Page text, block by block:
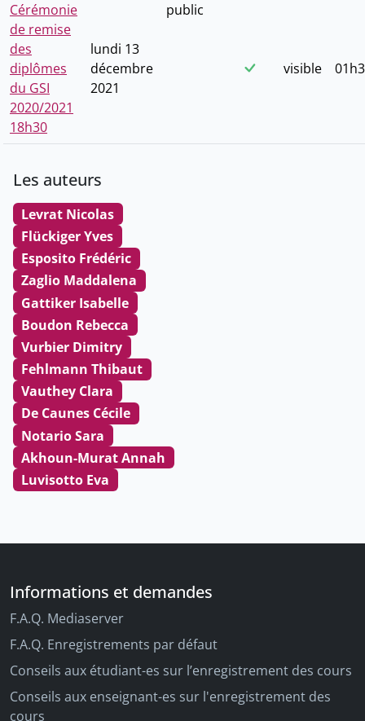
Cérémonie
de remise
des
diplômes
du GSI
2020/2021
18h30
lundi 13
décembre
2021
public
visible
Les auteurs
Levrat Nicolas
Flückiger Yves
Esposito Frédéric
Zaglio Maddalena
Gattiker Isabelle
Boudon Rebecca
Vurbier Dimitry
Fehlmann Thibaut
Vauthey Clara
De Caunes Cécile
Notario Sara
Akhoun-Murat Annah
Luvisotto Eva
Informations et demandes
F.A.Q. Mediaserver
F.A.Q. Enregistrements par défaut
Conseils aux étudiant-es sur l’enregistrement des cours
Conseils aux enseignant-es sur l'enregistrement des
cours